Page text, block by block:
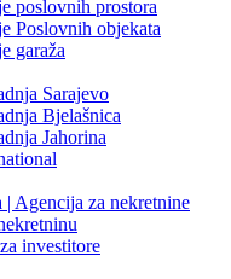
poslovnih prostora
Poslovnih objekata
garaža
Sarajevo
Bjelašnica
Jahorina
| Agencija za nekretnine
investitore